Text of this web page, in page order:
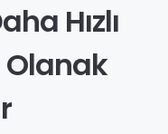
Hızlı
Olanak